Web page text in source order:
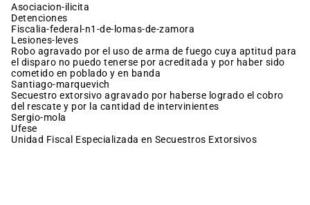
asociacion-ilicita
detenciones
fiscalia-federal-n1-de-lomas-de-zamora
lesiones-leves
robo agravado por el uso de arma de fuego cuya aptitud para
el disparo no puedo tenerse por acreditada y por haber sido
cometido en poblado y en banda
santiago-marquevich
secuestro extorsivo agravado por haberse logrado el cobro
del rescate y por la cantidad de intervinientes
sergio-mola
Ufese
Unidad Fiscal Especializada en Secuestros Extorsivos